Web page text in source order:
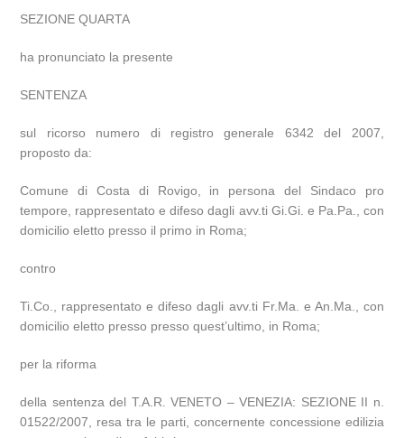
SEZIONE QUARTA
ha pronunciato la presente
SENTENZA
sul ricorso numero di registro generale 6342 del 2007,
proposto da:
Comune di Costa di Rovigo, in persona del Sindaco pro
tempore, rappresentato e difeso dagli avv.ti Gi.Gi. e Pa.Pa., con
domicilio eletto presso il primo in Roma;
contro
Ti.Co., rappresentato e difeso dagli avv.ti Fr.Ma. e An.Ma., con
domicilio eletto presso presso quest’ultimo, in Roma;
per la riforma
della sentenza del T.A.R. VENETO – VENEZIA: SEZIONE II n.
01522/2007, resa tra le parti, concernente concessione edilizia